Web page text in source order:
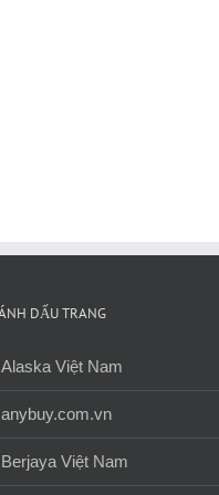
DẤU TRANG
Alaska Việt Nam
anybuy.com.vn
Berjaya Việt Nam